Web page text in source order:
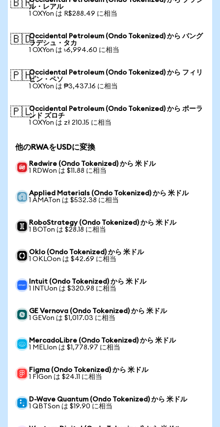
🇧🇷ル・レアル
1 OXYon は R$288.49 に相当
🇧🇩Occidental Petroleum (Ondo Tokenized) から バング
ラデシュ・タカ
1 OXYon は ৳6,994.60 に相当
🇵🇭Occidental Petroleum (Ondo Tokenized) から フィリ
ピン・ペソ
1 OXYon は ₱3,437.16 に相当
🇵🇱Occidental Petroleum (Ondo Tokenized) から ポーラ
ンド ズロチ
1 OXYon は zł 210.15 に相当
他のRWAをUSDに変換
Redwire (Ondo Tokenized) から 米ドル
1 RDWon は $11.88 に相当
Applied Materials (Ondo Tokenized) から 米ドル
1 AMATon は $532.38 に相当
RoboStrategy (Ondo Tokenized) から 米ドル
1 BOTon は $28.18 に相当
Oklo (Ondo Tokenized) から 米ドル
1 OKLOon は $42.69 に相当
Intuit (Ondo Tokenized) から 米ドル
1 INTUon は $320.98 に相当
GE Vernova (Ondo Tokenized) から 米ドル
1 GEVon は $1,017.03 に相当
MercadoLibre (Ondo Tokenized) から 米ドル
1 MELIon は $1,778.97 に相当
Figma (Ondo Tokenized) から 米ドル
1 FIGon は $24.11 に相当
D-Wave Quantum (Ondo Tokenized) から 米ドル
1 QBTSon は $19.90 に相当